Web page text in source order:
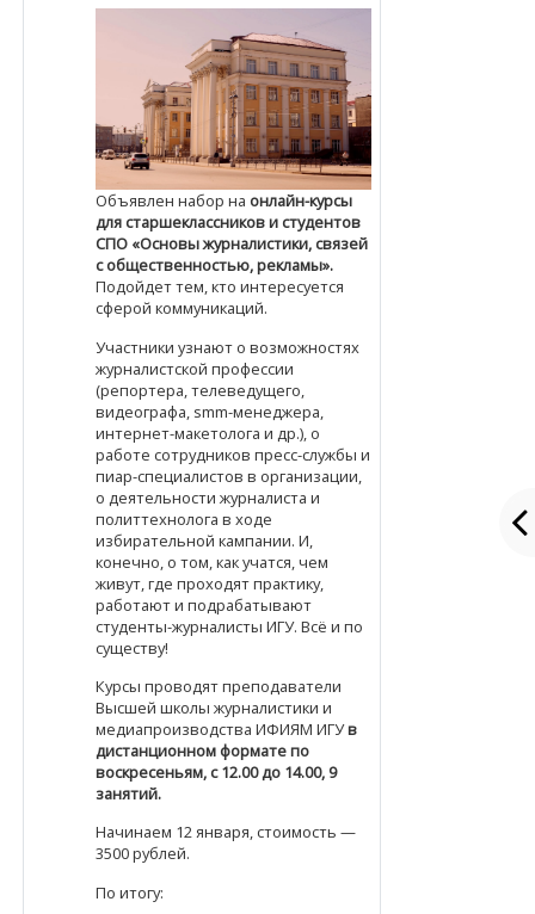
Объявлен набор на онлайн-курсы
для старшеклассников и студентов
СПО «Основы журналистики, связей
с общественностью, рекламы».
Подойдет тем, кто интересуется
сферой коммуникаций.
Участники узнают о возможностях
журналистской профессии
(репортера, телеведущего,
видеографа, smm-менеджера,
интернет-макетолога и др.), о
работе сотрудников пресс-службы и
пиар-специалистов в организации,
о деятельности журналиста и
политтехнолога в ходе
избирательной кампании. И,
конечно, о том, как учатся, чем
живут, где проходят практику,
работают и подрабатывают
студенты-журналисты ИГУ. Всё и по
существу!
Курсы проводят преподаватели
Высшей школы журналистики и
медиапроизводства ИФИЯМ ИГУв
дистанционном формате по
воскресеньям, с 12.00 до 14.00, 9
занятий.
Начинаем 12 января, стоимость —
3500 рублей.
По итогу: